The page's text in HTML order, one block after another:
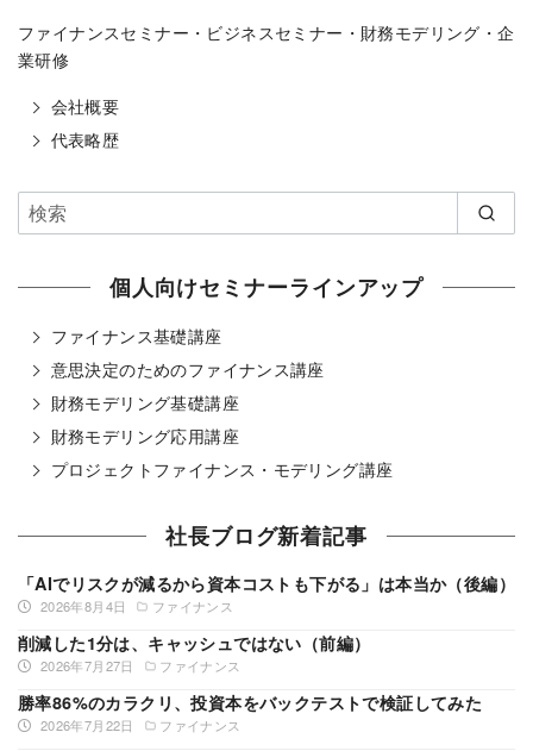
ファイナンスセミナー・ビジネスセミナー・財務モデリング・企
業研修
会社概要
代表略歴
個人向けセミナーラインアップ
ファイナンス基礎講座
意思決定のためのファイナンス講座
財務モデリング基礎講座
財務モデリング応用講座
プロジェクトファイナンス・モデリング講座
社長ブログ新着記事
2026年8月4日 ファイナンス
「AIでリスクが減るから資本コストも下がる」は本当か（後編）
2026年7月27日 ファイナンス
削減した1分は、キャッシュではない（前編）
2026年7月22日 ファイナンス
勝率86%のカラクリ、投資本をバックテストで検証してみた